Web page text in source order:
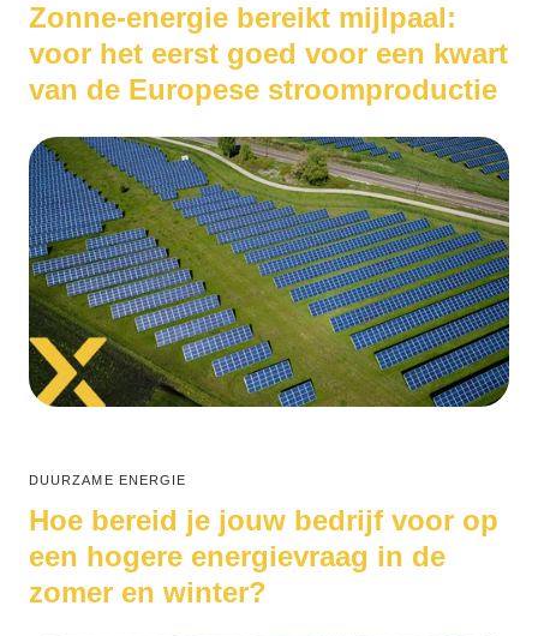
Zonne-energie bereikt mijlpaal:
voor het eerst goed voor een kwart
van de Europese stroomproductie
DUURZAME ENERGIE
Hoe bereid je jouw bedrijf voor op
een hogere energievraag in de
zomer en winter?